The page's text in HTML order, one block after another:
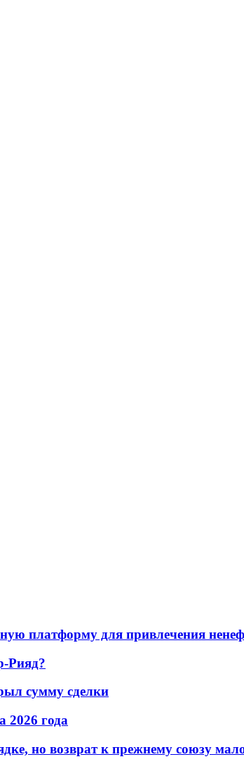
платформу для привлечения
Рияд?
сумму сделки
2026 года
но возврат к прежнему союзу